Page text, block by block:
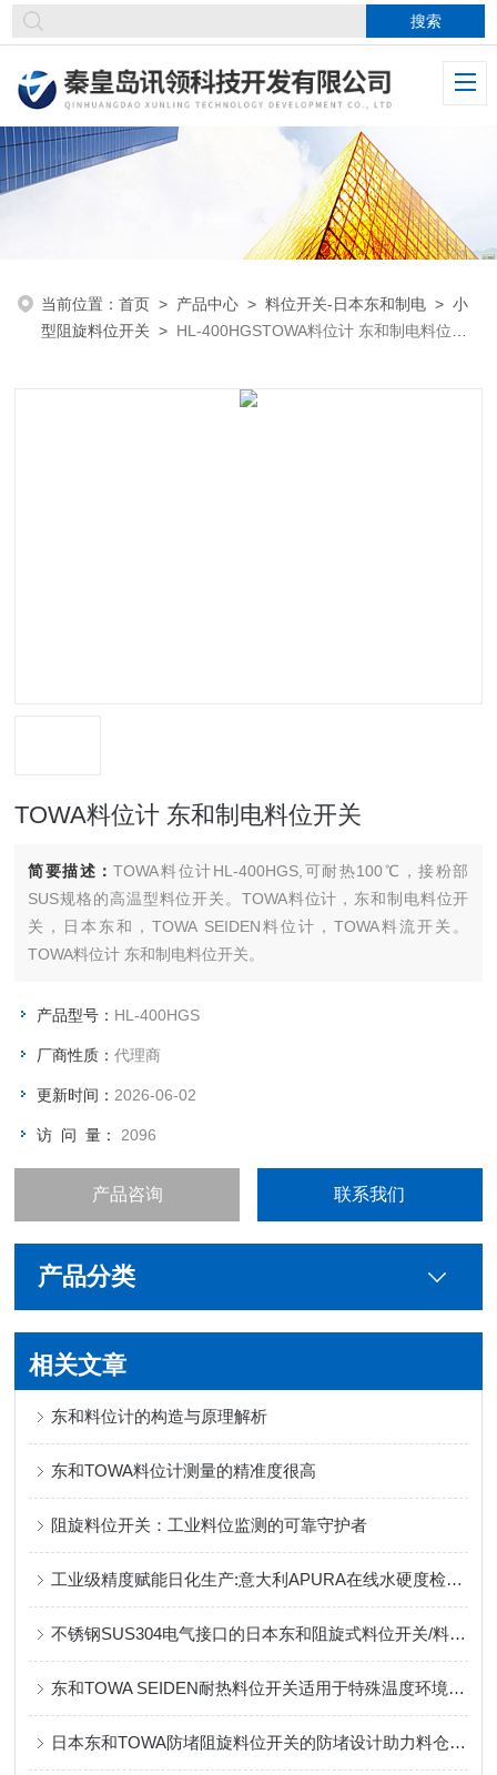
当前位置：首页 > 产品中心 >料位开关-日本东和制电 >小
型阻旋料位开关 > HL-400HGSTOWA料位计 东和制电料位开
TOWA料位计 东和制电料位开关
简要描述：TOWA料位计HL-400HGS,可耐热100℃，接粉部
SUS规格的高温型料位开关。TOWA料位计，东和制电料位开
关，日本东和，TOWA SEIDEN料位计，TOWA料流开关。
TOWA料位计 东和制电料位开关。
产品型号： HL-400HGS
厂商性质：代理商
更新时间： 2026-06-02
访 问 量： 2096
产品咨询 联系我们
产品分类
相关文章
东和料位计的构造与原理解析
东和TOWA料位计测量的精准度很高
阻旋料位开关：工业料位监测的可靠守护者
工业级精度赋能日化生产:意大利APURA在线水硬度检测仪实现智能检测
不锈钢SUS304电气接口的日本东和阻旋式料位开关/料位计
东和TOWA SEIDEN耐热料位开关适用于特殊温度环境的料位监控
日本东和TOWA防堵阻旋料位开关的防堵设计助力料仓稳定运行